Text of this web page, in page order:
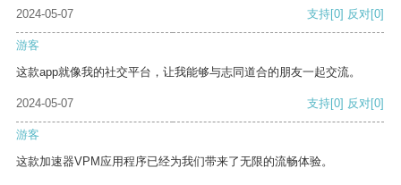
2024-05-07 支持[0] 反对[0]
游客
这款app就像我的社交平台，让我能够与志同道合的朋友一起交流。
2024-05-07 支持[0] 反对[0]
游客
这款加速器VPM应用程序已经为我们带来了无限的流畅体验。